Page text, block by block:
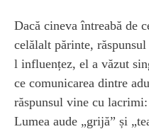
Dacă cineva întreabă de
celălalt părinte,
l influențez, el a văzut
ce comunicarea dintre
răspunsul vine cu
Lumea aude „grijă” și